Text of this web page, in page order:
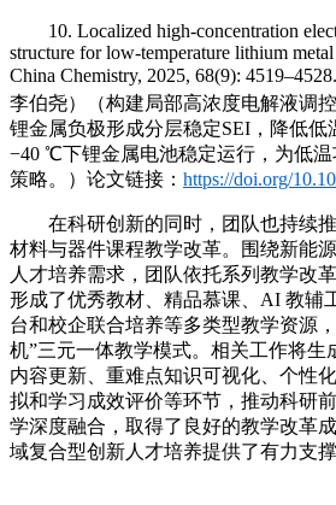
10. Localized high-concentration
structure for low-temperature lithium
China Chemistry, 2025, 68(9):
李伯尧）（构建局部高浓度电解液调
锂金属负极形成分层稳定SEI，降低
−40 ℃下锂金属电池稳定运行，为低
策略。）论文链接： https://doi.org/
在科研创新的同时，团队也持续
材料与器件课程教学改革。围绕新能
人才培养需求，团队依托系列教学改
形成了优秀教材、精品慕课、AI 教辅
台和校企联合培养等多类型教学资源
机”三元一体教学模式。相关工作将生
内容更新、重难点知识可视化、个性
拟和学习成效评价等环节，推动科研
学深度融合，取得了良好的教学改革
域复合型创新人才培养提供了有力支撑